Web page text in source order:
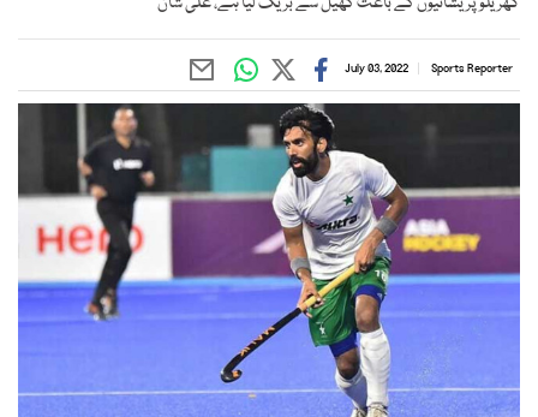
Sports Reporter
July 03, 2022